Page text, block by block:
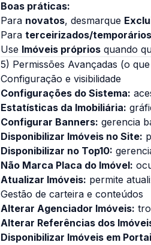
Boas práticas:
Para novatos, desmarque
Para terceirizados/temporários
Use Imóveis próprios quando
5) Permissões Avançadas (o
Configuração e visibilidade
Configurações do Sistema:
Estatísticas da Imobiliária:
Configurar Banners: gerencia
Disponibilizar Imóveis no Site:
Disponibilizar no Top10:
Não Marca Placa do Imóvel:
Atualizar Imóveis: permite
Gestão de carteira e conteúdos
Alterar Agenciador Imóveis:
Alterar Referências dos
Disponibilizar Imóveis em